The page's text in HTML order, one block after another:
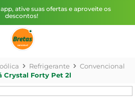
app, ative suas ofertas e aproveite os
descontos!
Refrigerante
Convencional
Crystal Forty Pet 2l